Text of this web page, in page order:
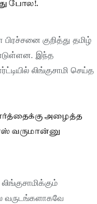
போல!.
குறித்து தமிழ்
இந்த
லிங்குசாமி செய்த
அழைத்த
வருமான்னு
வருடங்களாகவே